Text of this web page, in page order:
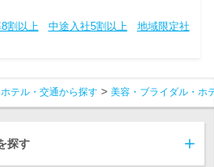
割以上 中途入社5割以上
地域限定社
テル・交通から探す 美容・ブライダル・ホ
探す